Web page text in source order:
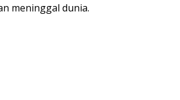
meninggal dunia.